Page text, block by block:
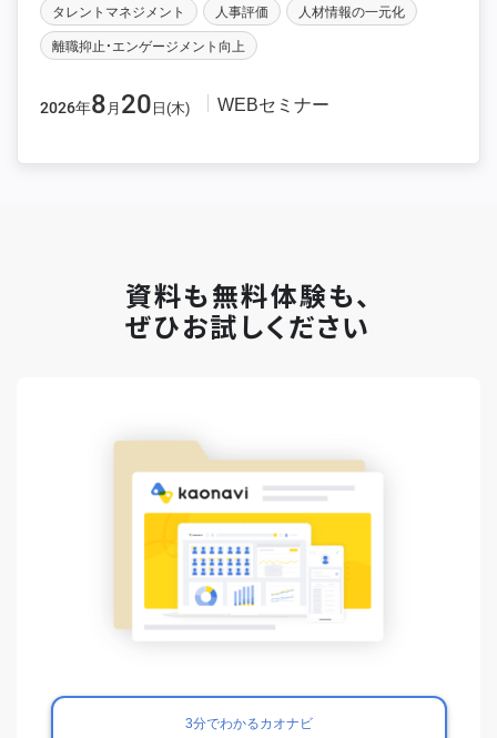
タレントマネジメント 人事評価
人材情報の一元化
離職抑止・エンゲージメント向上
2026年8月 20日(木) WEBセミナー
資料も無料体験も、
ぜひお試しください
3分でわかるカオナビ